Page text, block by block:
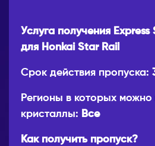
Услуга получения Express
для Honkai Star Rail
Срок действия пропуска:
Регионы в которых можно
кристаллы: Все
Как получить пропуск?